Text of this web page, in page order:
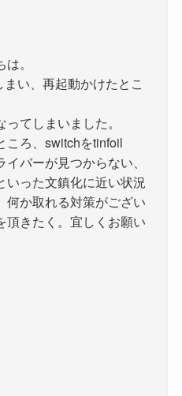
。
い、再起動かけたとこ
てしまいました。
ころ、switchをtinfoil
バーが見つからない、
いった文鎮化に近い状況
何か取れる対策がござい
頂きたく。宜しくお願い